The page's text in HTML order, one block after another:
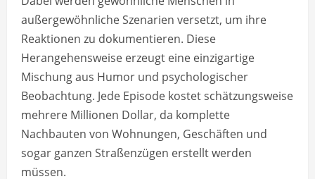
außergewöhnliche Szenarien versetzt, um ihre
Reaktionen zu dokumentieren. Diese
Herangehensweise erzeugt eine einzigartige
Mischung aus Humor und psychologischer
Beobachtung. Jede Episode kostet schätzungsweise
mehrere Millionen Dollar, da komplette
Nachbauten von Wohnungen, Geschäften und
sogar ganzen Straßenzügen erstellt werden
müssen.